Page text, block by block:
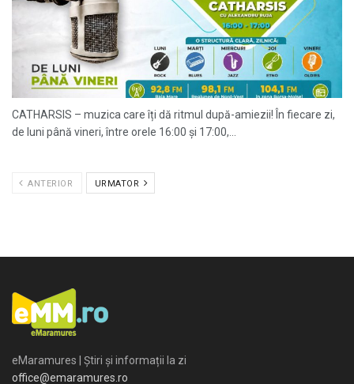
CATHARSIS – muzica care îți dă ritmul după-amiezii! În fiecare zi,
de luni până vineri, între orele 16:00 și 17:00,...
ANTERIOR URMATOR
eMaramures | Știri și informații la zi
office@emaramures.ro